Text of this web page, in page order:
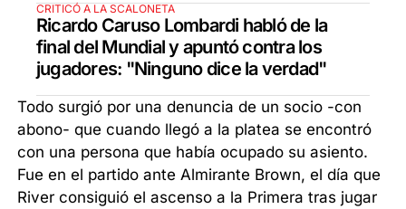
CRITICÓ A LA SCALONETA
Ricardo Caruso Lombardi habló de la
final del Mundial y apuntó contra los
jugadores: "Ninguno dice la verdad"
Todo surgió por una denuncia de un socio -con
abono- que cuando llegó a la platea se encontró
con una persona que había ocupado su asiento.
Fue en el partido ante Almirante Brown, el día que
River consiguió el ascenso a la Primera tras jugar